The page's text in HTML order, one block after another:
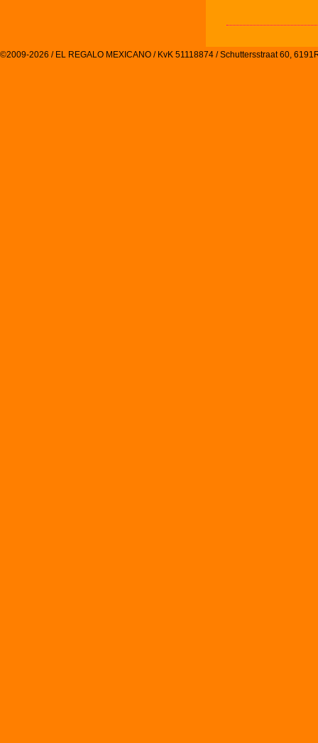
©2009-2026 / EL REGALO MEXICANO / KvK 51118874 / Schuttersstraat 60,